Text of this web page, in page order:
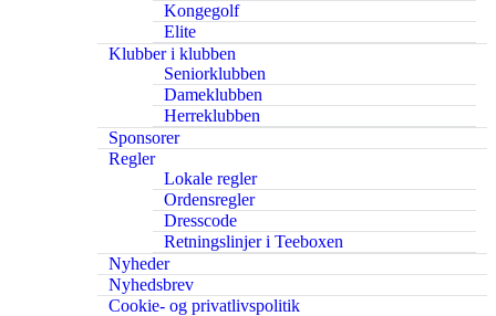
Kongegolf
Elite
Klubber i klubben
Seniorklubben
Dameklubben
Herreklubben
Sponsorer
Regler
Lokale regler
Ordensregler
Dresscode
Retningslinjer i Teeboxen
Nyheder
Nyhedsbrev
Cookie- og privatlivspolitik